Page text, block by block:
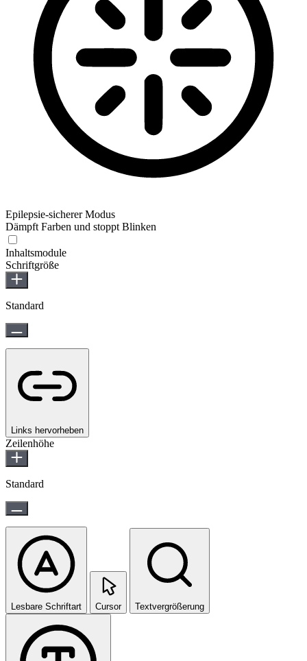
Epilepsie-sicherer Modus
Dämpft Farben und stoppt Blinken
Inhaltsmodule
Schriftgröße
Standard
Links hervorheben
Zeilenhöhe
Standard
Lesbare Schriftart Cursor Textvergrößerung